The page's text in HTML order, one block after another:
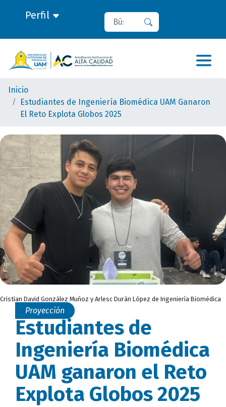
Perfil Buscar
Inicio
Estudiantes de Ingeniería Biomédica UAM Ganaron
El Reto Explota Globos 2025
Cristian David González Muñoz y Arlesc Durán López de Ingeniería Biomédica
Proyección
Estudiantes de
Ingeniería Biomédica
UAM ganaron el Reto
Explota Globos 2025